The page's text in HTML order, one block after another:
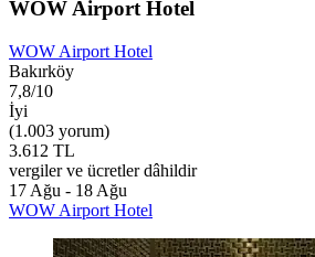
WOW Airport Hotel
WOW Airport Hotel
Bakırköy
7,8/10
İyi
(1.003 yorum)
3.612 TL
vergiler ve ücretler dâhildir
17 Ağu - 18 Ağu
WOW Airport Hotel